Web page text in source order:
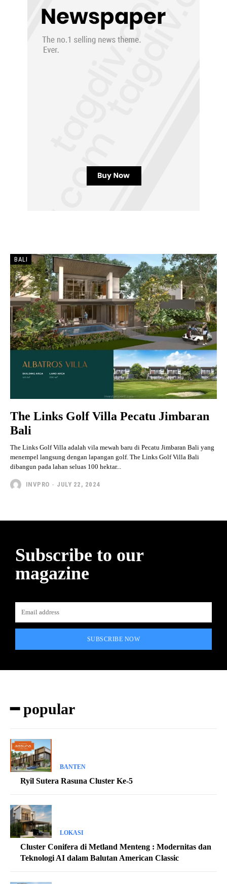
BALI
The Links Golf Villa Pecatu Jimbaran
Bali
The Links Golf Villa adalah vila mewah baru di Pecatu Jimbaran Bali yang
menempel langsung dengan lapangan golf. The Links Golf Villa Bali
dibangun pada lahan seluas 100 hektar...
INVPRO - JULY 22, 2024
Subscribe to our
magazine
SUBSCRIBE NOW
━ popular
BANTEN
Ryil Sutera Rasuna Cluster Ke-5
LOKASI
Cluster Conifera di Metland Menteng : Modernitas dan
Teknologi AI dalam Balutan American Classic